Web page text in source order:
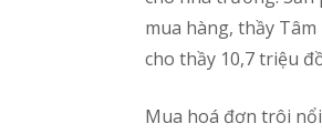
mua hàng, thầy
cho thầy 10,7 triệu
Mua hoá đơn trôi